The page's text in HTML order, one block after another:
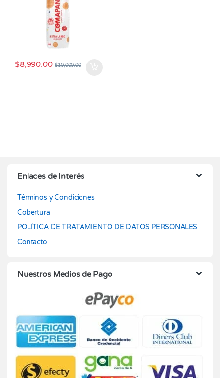
$8,990.00 $10,000.00
Enlaces de Interés
Términos y Condiciones
Cobertura
POLÍTICA DE TRATAMIENTO DE DATOS PERSONALES
Contacto
Nuestros Medios de Pago